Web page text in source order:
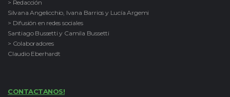
> Redacción
Silvana Angelicchio, Ivana Barrios y Lucía Argemi
> Difusión en redes sociales
Santiago Bussetti y Camila Bussetti
> Colaboradores
Claudio Eberhardt
CONTACTANOS!